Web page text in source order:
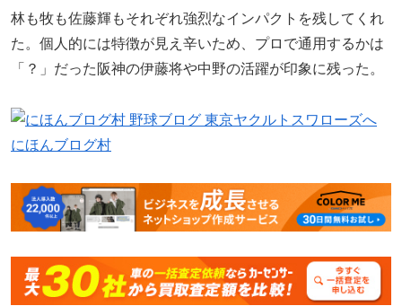
林も牧も佐藤輝もそれぞれ強烈なインパクトを残してくれ
た。個人的には特徴が見え辛いため、プロで通用するかは
「？」だった阪神の伊藤将や中野の活躍が印象に残った。
にほんブログ村